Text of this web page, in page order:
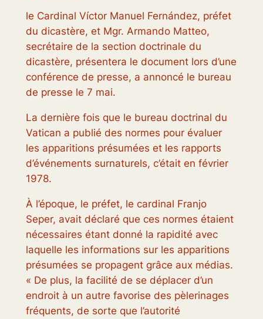
le Cardinal Víctor Manuel Fernández, préfet
du dicastère, et Mgr. Armando Matteo,
secrétaire de la section doctrinale du
dicastère, présentera le document lors d’une
conférence de presse, a annoncé le bureau
de presse le 7 mai.
La dernière fois que le bureau doctrinal du
Vatican a publié des normes pour évaluer
les apparitions présumées et les rapports
d’événements surnaturels, c’était en février
1978.
À l’époque, le préfet, le cardinal Franjo
Seper, avait déclaré que ces normes étaient
nécessaires étant donné la rapidité avec
laquelle les informations sur les apparitions
présumées se propagent grâce aux médias.
« De plus, la facilité de se déplacer d’un
endroit à un autre favorise des pèlerinages
fréquents, de sorte que l’autorité